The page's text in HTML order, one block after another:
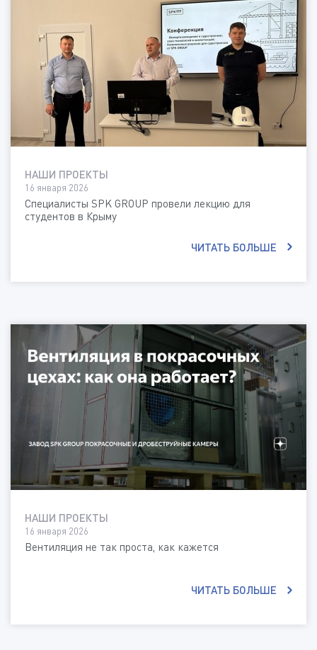
НАШИ ПРОЕКТЫ
16 января 2026
Специалисты SPK GROUP провели лекцию для
студентов в Крыму
ЧИТАТЬ БОЛЬШЕ
НАШИ ПРОЕКТЫ
16 января 2026
Вентиляция не так проста, как кажется
ЧИТАТЬ БОЛЬШЕ